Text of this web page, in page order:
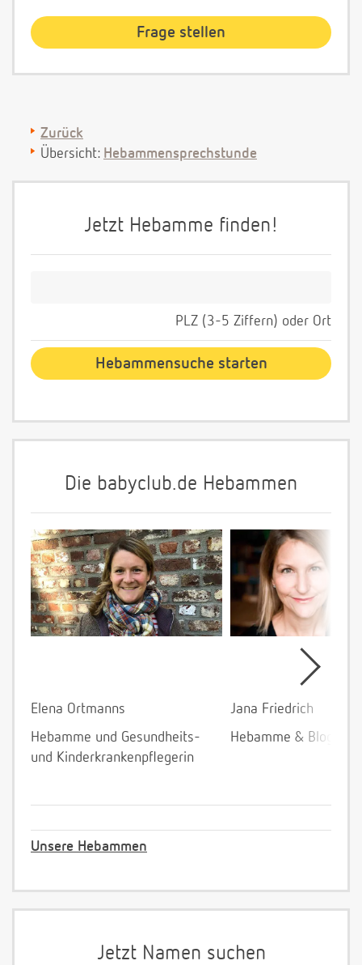
Zurück
Übersicht: Hebammensprechstunde
Jetzt Hebamme finden!
PLZ (3-5 Ziffern) oder Ort
Die babyclub.de Hebammen
Elena Ortmanns
Hebamme und Gesundheits-
und Kinderkrankenpflegerin
Jana Friedrich
Hebamme &
Unsere Hebammen
Jetzt Namen suchen